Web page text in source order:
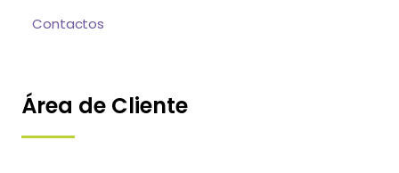
Contactos
Área de Cliente